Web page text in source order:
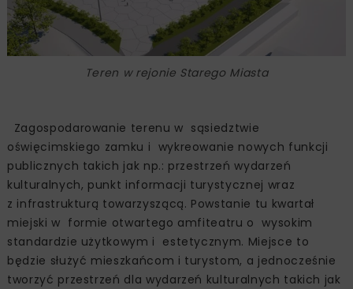
Teren w rejonie Starego Miasta
Zagospodarowanie terenu w sąsiedztwie
oświęcimskiego zamku i wykreowanie nowych funkcji
publicznych takich jak np.: przestrzeń wydarzeń
kulturalnych, punkt informacji turystycznej wraz
z infrastrukturą towarzyszącą. Powstanie tu kwartał
miejski w formie otwartego amfiteatru o wysokim
standardzie użytkowym i estetycznym. Miejsce to
będzie służyć mieszkańcom i turystom, a jednocześnie
tworzyć przestrzeń dla wydarzeń kulturalnych takich jak